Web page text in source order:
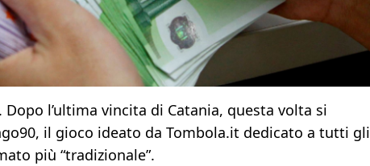
l’ultima vincita di Catania, questa volta si
il gioco ideato da Tombola.it dedicato a tutti gli
più “tradizionale”.